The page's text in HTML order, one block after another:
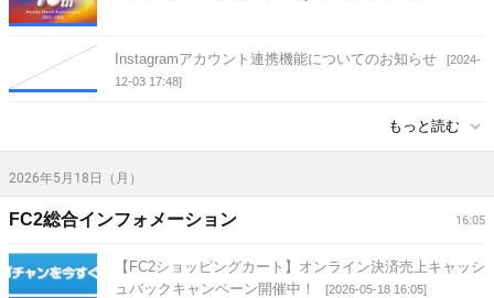
Instagramアカウント連携機能についてのお知らせ
[2024-
12-03 17:48]
もっと読む
2026年5月18日（月）
16:05
FC2総合インフォメーション
【FC2ショッピングカート】オンライン決済売上キャッシ
ュバックキャンペーン開催中！
[2026-05-18 16:05]